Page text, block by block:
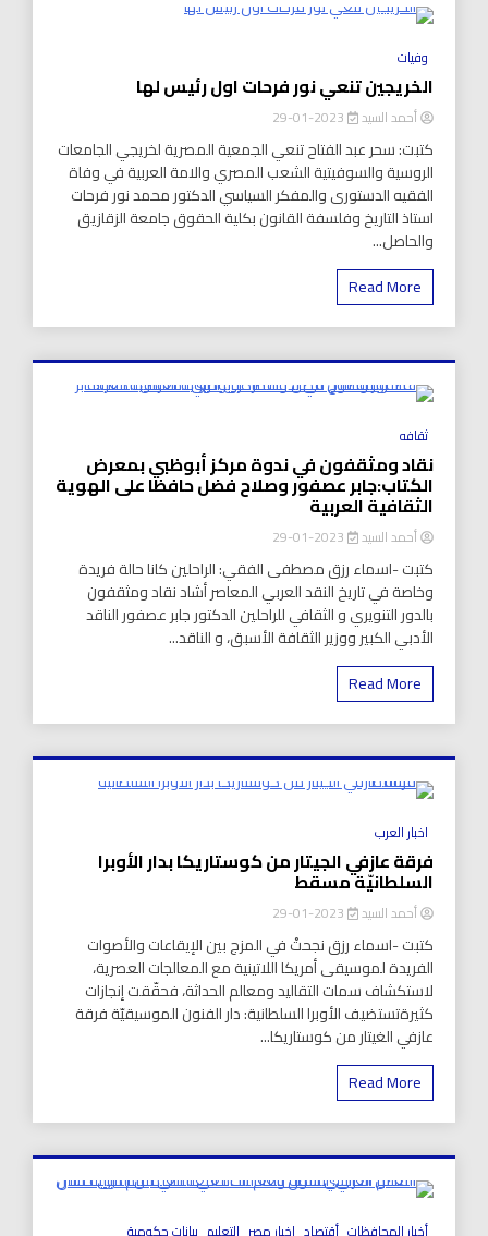
وفيات
الخريجين تنعي نور فرحات اول رئيس لها
أحمد السيد
كتبت: سحر عبد الفتاح تنعي الجمعية المصرية لخريجي الجامعات
الروسية والسوفيتية الشعب المصري والامة العربية في وفاة
الفقيه الدستورى والمفكر السياسي الدكتور محمد نور فرحات
استاذ التاريخ وفلسفة القانون بكلية الحقوق جامعة الزقازيق
والحاصل...
Read More
ثقافه
نقاد ومثقفون في ندوة مركز أبوظبي بمعرض
الكتاب:جابر عصفور وصلاح فضل حافظا على الهوية
الثقافية العربية
أحمد السيد
كتبت -اسماء رزق مصطفى الفقي: الراحلين كانا حالة فريدة
وخاصة في تاريخ النقد العربي المعاصر أشاد نقاد ومثقفون
بالدور التنويري و الثقافي للراحلين الدكتور جابر عصفور الناقد
الأدبي الكبير ووزير الثقافة الأسبق، و الناقد...
Read More
اخبار العرب
فرقة عازفي الجيتار من كوستاريكا بدار الأوبرا
السلطانيّة مسقط
أحمد السيد
كتبت -اسماء رزق نجحتْ في المزج بين الإيقاعات والأصوات
الفريدة لموسيقى أمريكا اللاتينية مع المعالجات العصرية،
لاستكشاف سمات التقاليد ومعالم الحداثة، فحقّقت إنجازات
كثيرةتستضيف الأوبرا السلطانية: دار الفنون الموسيقيّة فرقة
عازفي الغيتار من كوستاريكا...
Read More